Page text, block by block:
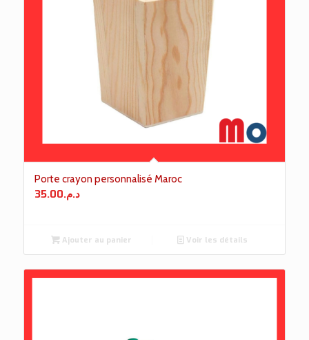
Porte crayon personnalisé Maroc
د.م.35.00
Ajouter au panier Voir les détails